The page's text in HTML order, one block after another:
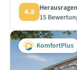
4.8
15
KomfortPlus